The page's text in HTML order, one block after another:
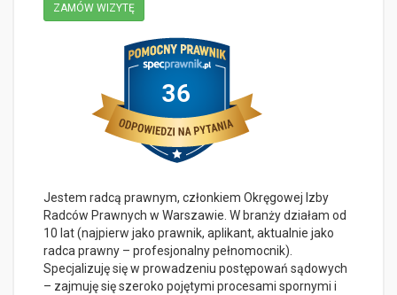
ZAMÓW WIZYTĘ
Jestem radcą prawnym, członkiem Okręgowej Izby
Radców Prawnych w Warszawie. W branży działam od
10 lat (najpierw jako prawnik, aplikant, aktualnie jako
radca prawny – profesjonalny pełnomocnik).
Specjalizuję się w prowadzeniu postępowań sądowych
– zajmuję się szeroko pojętymi procesami spornymi i